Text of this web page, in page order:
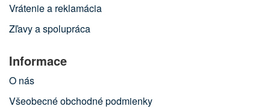
Vrátenie a reklamácia
Zľavy a spolupráca
Informace
O nás
Všeobecné obchodné podmienky